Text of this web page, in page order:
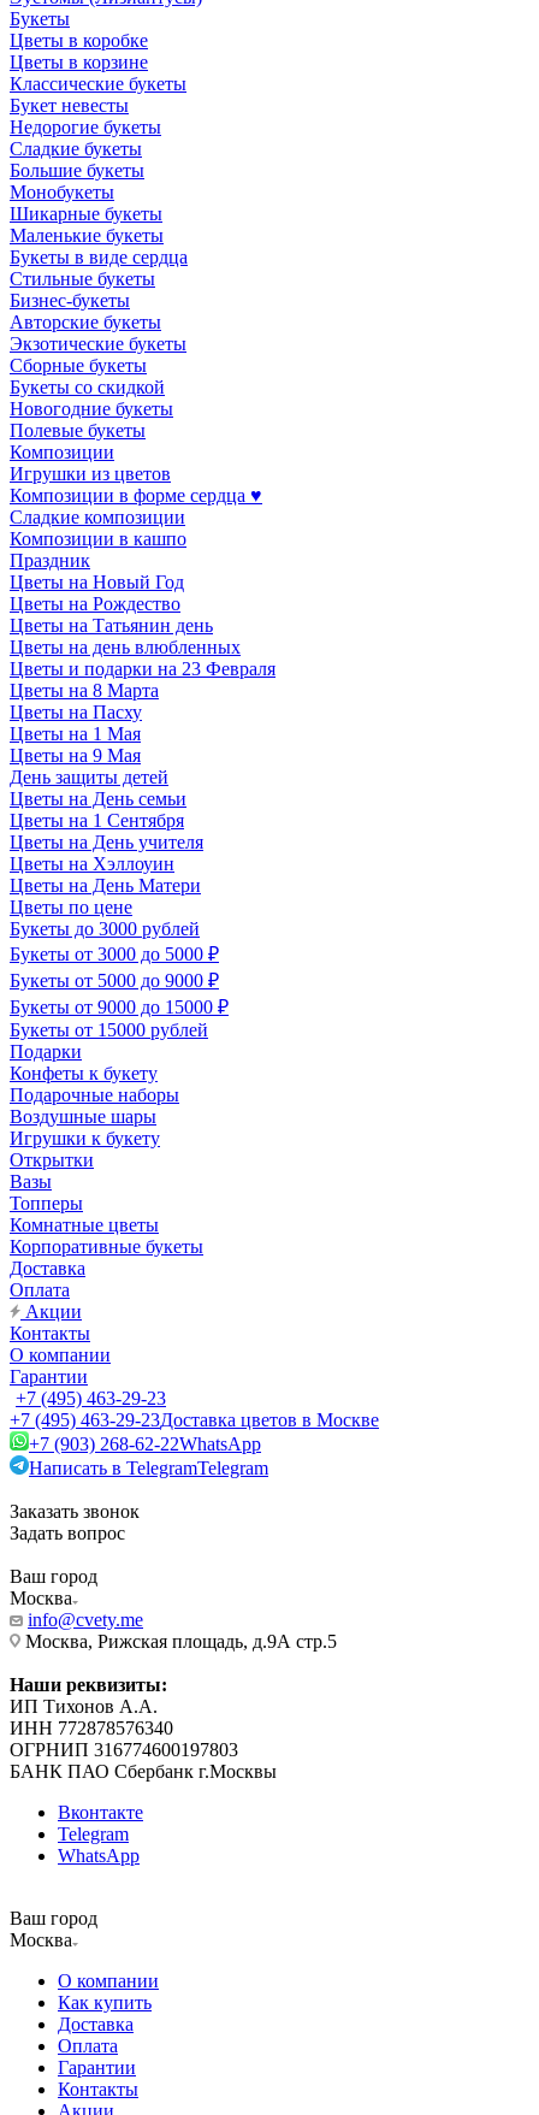
Букеты
Цветы в коробке
Цветы в корзине
Классические букеты
Букет невесты
Недорогие букеты
Сладкие букеты
Большие букеты
Монобукеты
Шикарные букеты
Маленькие букеты
Букеты в виде сердца
Стильные букеты
Бизнес-букеты
Авторские букеты
Экзотические букеты
Сборные букеты
Букеты со скидкой
Новогодние букеты
Полевые букеты
Композиции
Игрушки из цветов
Композиции в форме сердца ♥
Сладкие композиции
Композиции в кашпо
Праздник
Цветы на Новый Год
Цветы на Рождество
Цветы на Татьянин день
Цветы на день влюбленных
Цветы и подарки на 23 Февраля
Цветы на 8 Марта
Цветы на Пасху
Цветы на 1 Мая
Цветы на 9 Мая
День защиты детей
Цветы на День семьи
Цветы на 1 Сентября
Цветы на День учителя
Цветы на Хэллоуин
Цветы на День Матери
Цветы по цене
Букеты до 3000 рублей
Букеты от 3000 до 5000 ₽
Букеты от 5000 до 9000 ₽
Букеты от 9000 до 15000 ₽
Букеты от 15000 рублей
Подарки
Конфеты к букету
Подарочные наборы
Воздушные шары
Игрушки к букету
Открытки
Вазы
Топперы
Комнатные цветы
Корпоративные букеты
Доставка
Оплата
Акции
Контакты
О компании
Гарантии
+7 (495) 463-29-23
+7 (495) 463-29-23Доставка цветов в Москве
+7 (903) 268-62-22WhatsApp
Написать в TelegramTelegram
Заказать звонок
Задать вопрос
Ваш город
Москва
info@cvety.me
Москва, Рижская площадь, д.9А стр.5
Наши реквизиты:
ИП Тихонов А.А.
ИНН 772878576340
ОГРНИП 316774600197803
БАНК ПАО Сбербанк г.Москвы
Вконтакте
Telegram
WhatsApp
Ваш город
Москва
О компании
Как купить
Доставка
Оплата
Гарантии
Контакты
Акции